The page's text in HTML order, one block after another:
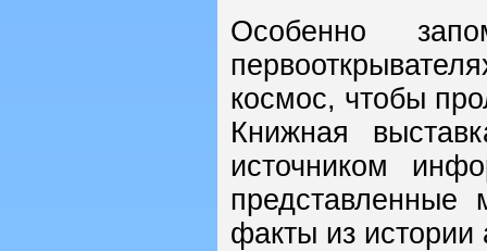
Особенно
космос, чтобы
Книжная
источником
факты из истории